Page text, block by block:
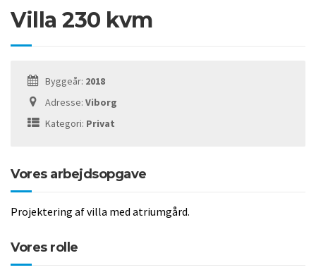
Villa 230 kvm
Byggeår: 2018
Adresse: Viborg
Kategori: Privat
Vores arbejdsopgave
Projektering af villa med atriumgård.
Vores rolle